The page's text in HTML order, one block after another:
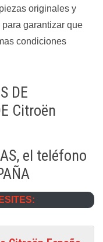
originales y
garantizar que
condiciones
DE
Citroën
el teléfono